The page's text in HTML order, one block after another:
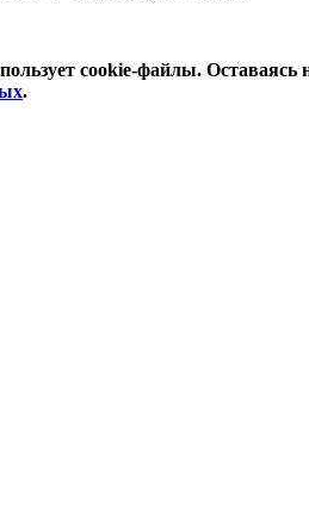
cookie-файлы. Оставаясь
.